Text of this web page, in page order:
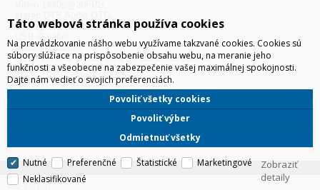
33W rýchlo nabíjačka,
plastové púzdro,
ochranná fólia a sluchátka sú súčasťou balenia,
168,6x76,6x8,25mm,
199g
Dominik Bučko, +421 947 911 901,dominik.bucko@irdistribution.sk
IRD Eshop
Táto webová stránka používa cookies
Na prevádzkovanie nášho webu využívame takzvané cookies. Cookies sú
súbory slúžiace na prispôsobenie obsahu webu, na meranie jeho
funkčnosti a všeobecne na zabezpečenie vašej maximálnej spokojnosti.
Dajte nám vedieť o svojich preferenciách.
Odmietnuť všetky
Povoliť výber
Povoliť všetky cookies
Nutné Preferenčné Štatistické
Marketingové
Neklasifikované
Zobraziť
detaily